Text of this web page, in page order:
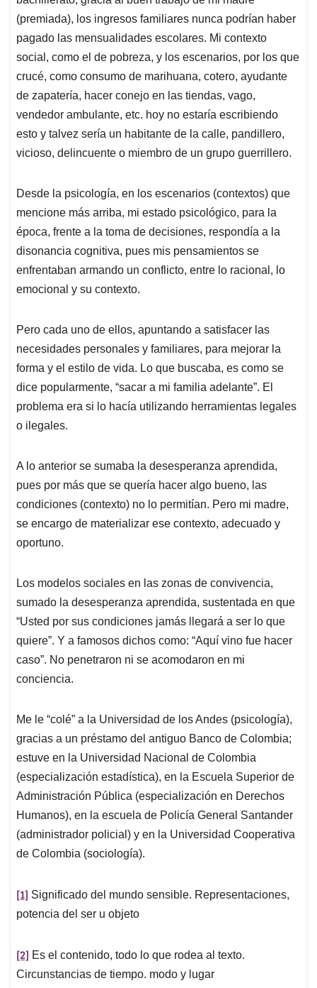
(premiada), los ingresos familiares nunca podrían haber
pagado las mensualidades escolares. Mi contexto
social, como el de pobreza, y los escenarios, por los que
crucé, como consumo de marihuana, cotero, ayudante
de zapatería, hacer conejo en las tiendas, vago,
vendedor ambulante, etc. hoy no estaría escribiendo
esto y talvez sería un habitante de la calle, pandillero,
vicioso, delincuente o miembro de un grupo guerrillero.
Desde la psicología, en los escenarios (contextos) que
mencione más arriba, mi estado psicológico, para la
época, frente a la toma de decisiones, respondía a la
disonancia cognitiva, pues mis pensamientos se
enfrentaban armando un conflicto, entre lo racional, lo
emocional y su contexto.
Pero cada uno de ellos, apuntando a satisfacer las
necesidades personales y familiares, para mejorar la
forma y el estilo de vida. Lo que buscaba, es como se
dice popularmente, “sacar a mi familia adelante”. El
problema era si lo hacía utilizando herramientas legales
o ilegales.
A lo anterior se sumaba la desesperanza aprendida,
pues por más que se quería hacer algo bueno, las
condiciones (contexto) no lo permitían. Pero mi madre,
se encargo de materializar ese contexto, adecuado y
oportuno.
Los modelos sociales en las zonas de convivencia,
sumado la desesperanza aprendida, sustentada en que
“Usted por sus condiciones jamás llegará a ser lo que
quiere”. Y a famosos dichos como: “Aquí vino fue hacer
caso”. No penetraron ni se acomodaron en mi
conciencia.
Me le “colé” a la Universidad de los Andes (psicología),
gracias a un préstamo del antiguo Banco de Colombia;
estuve en la Universidad Nacional de Colombia
(especialización estadística), en la Escuela Superior de
Administración Pública (especialización en Derechos
Humanos), en la escuela de Policía General Santander
(administrador policial) y en la Universidad Cooperativa
de Colombia (sociología).
[1] Significado del mundo sensible. Representaciones,
potencia del ser u objeto
[2] Es el contenido, todo lo que rodea al texto.
Circunstancias de tiempo. modo y lugar